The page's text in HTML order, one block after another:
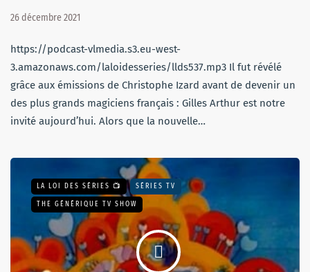
26 décembre 2021
https://podcast-vlmedia.s3.eu-west-
3.amazonaws.com/laloidesseries/llds537.mp3 Il fut révélé
grâce aux émissions de Christophe Izard avant de devenir un
des plus grands magiciens français : Gilles Arthur est notre
invité aujourd’hui. Alors que la nouvelle…
LA LOI DES SÉRIES 📺 SÉRIES TV
THE GÉNÉRIQUE TV SHOW